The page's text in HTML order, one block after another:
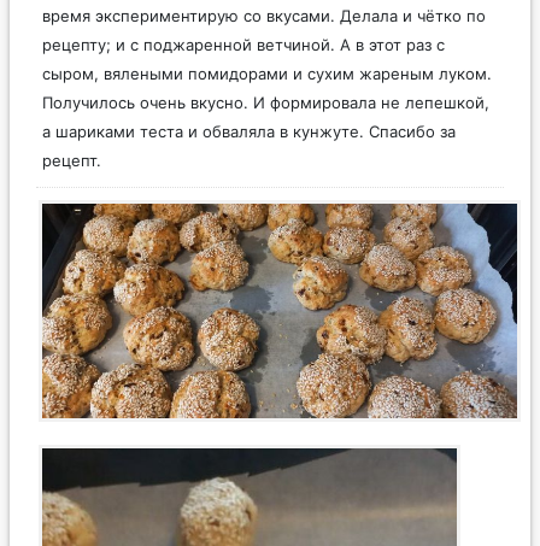
время экспериментирую со вкусами. Делала и чётко по
рецепту; и с поджаренной ветчиной. А в этот раз с
сыром, вялеными помидорами и сухим жареным луком.
Получилось очень вкусно. И формировала не лепешкой,
а шариками теста и обваляла в кунжуте. Спасибо за
рецепт.